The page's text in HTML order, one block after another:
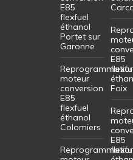
E85
flexfuel
éthanol
Portet sur
Garonne
moteur
conversion
E85
flexfuel
éthanol
Colomiers
E85
Foix
E85